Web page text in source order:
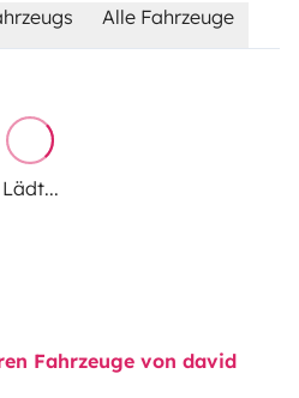
Alle Fahrzeuge
Lädt...
Fahrzeuge von david